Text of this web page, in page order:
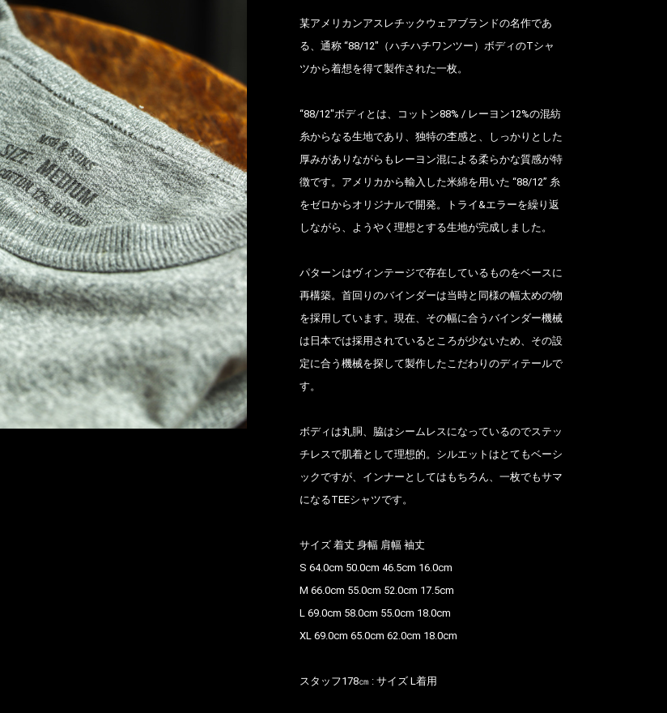
某アメリカンアスレチックウェアブランドの名作であ
る、通称 “88/12″（ハチハチワンツー）ボディのTシャ
ツから着想を得て製作された一枚。
“88/12″ボディとは、コットン88% / レーヨン12%の混紡
糸からなる生地であり、独特の杢感と、しっかりとした
厚みがありながらもレーヨン混による柔らかな質感が特
徴です。アメリカから輸入した米綿を用いた “88/12” 糸
をゼロからオリジナルで開発。トライ&エラーを繰り返
しながら、ようやく理想とする生地が完成しました。
パターンはヴィンテージで存在しているものをベースに
再構築。首回りのバインダーは当時と同様の幅太めの物
を採用しています。現在、その幅に合うバインダー機械
は日本では採用されているところが少ないため、その設
定に合う機械を探して製作したこだわりのディテールで
す。
ボディは丸胴、脇はシームレスになっているのでステッ
チレスで肌着として理想的。シルエットはとてもベーシ
ックですが、インナーとしてはもちろん、一枚でもサマ
になるTEEシャツです。
サイズ 着丈 身幅 肩幅 袖丈
S 64.0cm 50.0cm 46.5cm 16.0cm
M 66.0cm 55.0cm 52.0cm 17.5cm
L 69.0cm 58.0cm 55.0cm 18.0cm
XL 69.0cm 65.0cm 62.0cm 18.0cm
スタッフ178㎝ : サイズ L着用